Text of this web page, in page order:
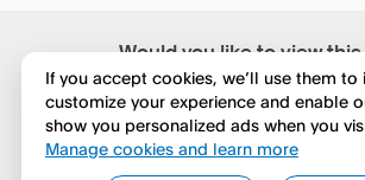
Would you like to view
in English?
No, seguir navegando
If you accept cookies, we’ll use them to
customize your experience and enable
show you personalized ads when you
Manage cookies and learn more